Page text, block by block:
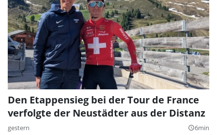
Den Etappensieg bei der Tour de France
verfolgte der Neustädter aus der Distanz
gestern query_builder6min